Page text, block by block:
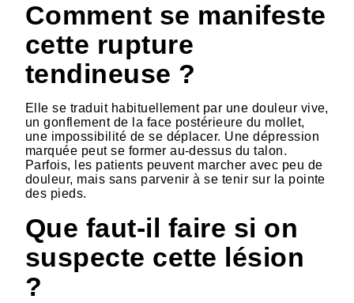
Comment se manifeste
cette rupture
tendineuse ?
Elle se traduit habituellement par une douleur vive,
un gonflement de la face postérieure du mollet,
une impossibilité de se déplacer. Une dépression
marquée peut se former au-dessus du talon.
Parfois, les patients peuvent marcher avec peu de
douleur, mais sans parvenir à se tenir sur la pointe
des pieds.
Que faut-il faire si on
suspecte cette lésion
?